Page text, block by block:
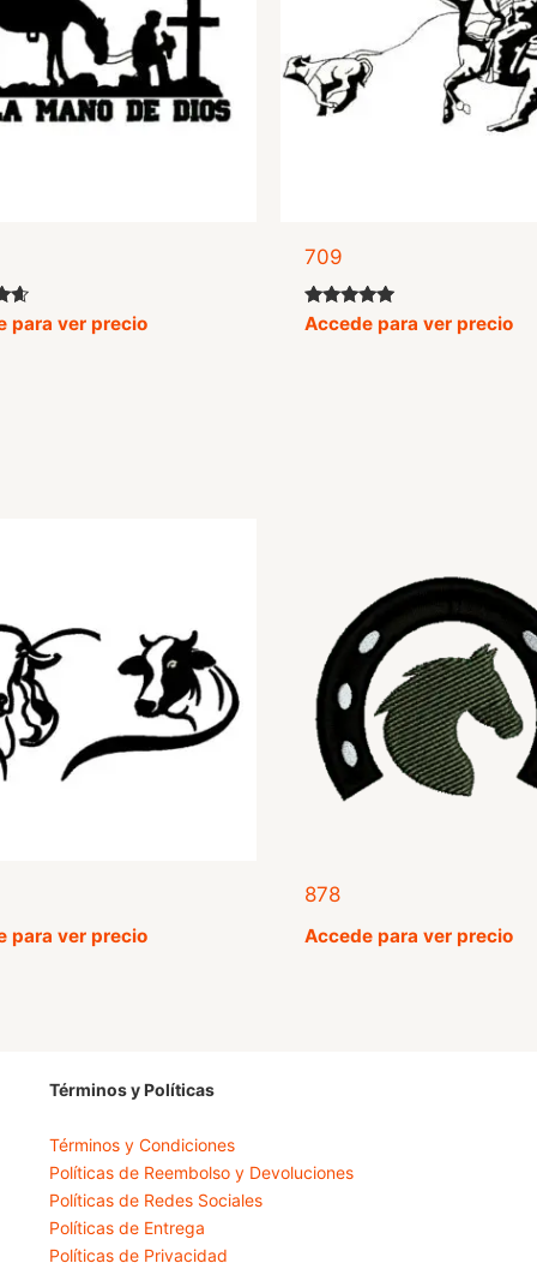
para ver precio
709
Valorado
con
Accede para ver precio
para ver precio
878
Accede para ver precio
Términos y Políticas
Términos y Condiciones
Políticas de Reembolso y Devoluciones
Políticas de Redes Sociales
Políticas de Entrega
Políticas de Privacidad